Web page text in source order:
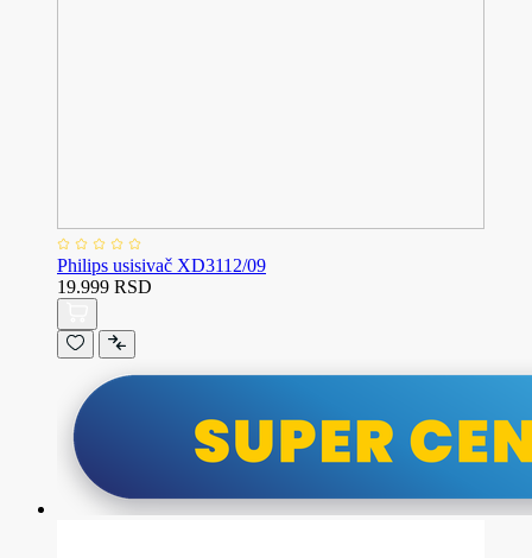
Philips usisivač XD3112/09
19.999 RSD